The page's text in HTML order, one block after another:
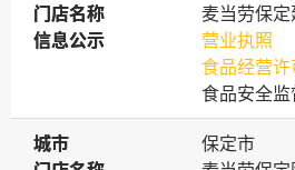
门店名称
门店名称
麦当劳保
信息公示
信息公示
营业执照
食品经营许
食品安全
城市
城市
保定市